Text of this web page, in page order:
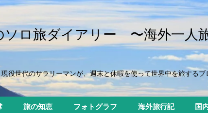
ソロ旅ダイアリー 〜海外一人
現役世代のサラリーマンが、週末と休暇を使って世界中を旅するブ
旅の知恵 フォトグラフ 海外旅行記 国